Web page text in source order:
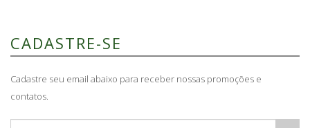
CADASTRE-SE
Cadastre seu email abaixo para receber nossas promoções e
contatos.